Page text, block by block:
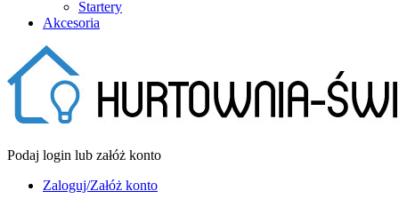
Startery
Akcesoria
Podaj login lub załóż konto
Zaloguj/Załóż konto